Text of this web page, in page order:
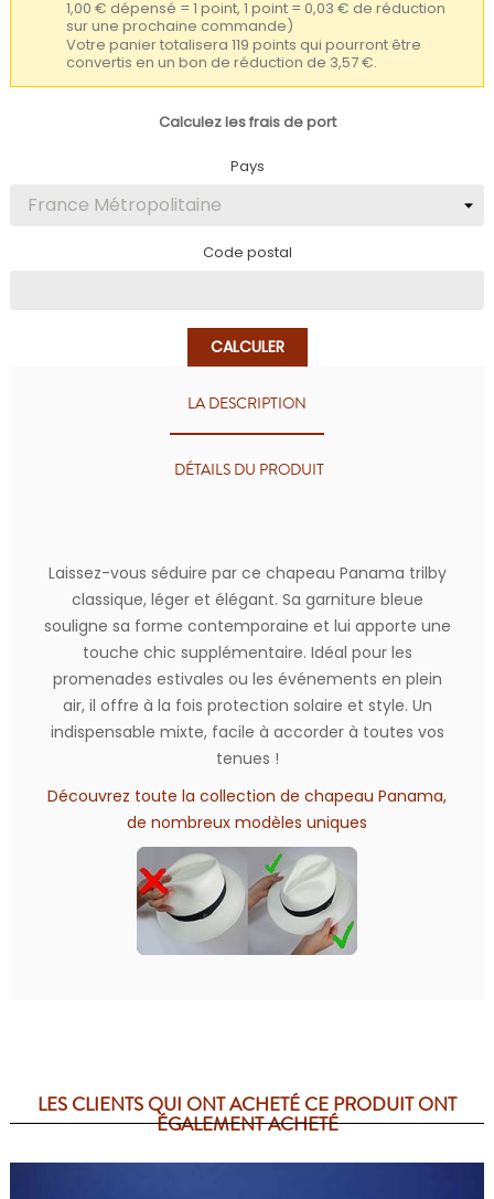
1,00 € dépensé = 1 point, 1 point = 0,03 € de réduction
sur une prochaine commande)
Votre panier totalisera 119 points qui pourront être
convertis en un bon de réduction de 3,57 €.
Calculez les frais de port
Pays
Code postal
CALCULER
LA DESCRIPTION
DÉTAILS DU PRODUIT
Laissez-vous séduire par ce chapeau Panama trilby
classique, léger et élégant. Sa garniture bleue
souligne sa forme contemporaine et lui apporte une
touche chic supplémentaire. Idéal pour les
promenades estivales ou les événements en plein
air, il offre à la fois protection solaire et style. Un
indispensable mixte, facile à accorder à toutes vos
tenues !
Découvrez toute la collection de chapeau Panama,
de nombreux modèles uniques
LES CLIENTS QUI ONT ACHETÉ CE PRODUIT ONT
ÉGALEMENT ACHETÉ